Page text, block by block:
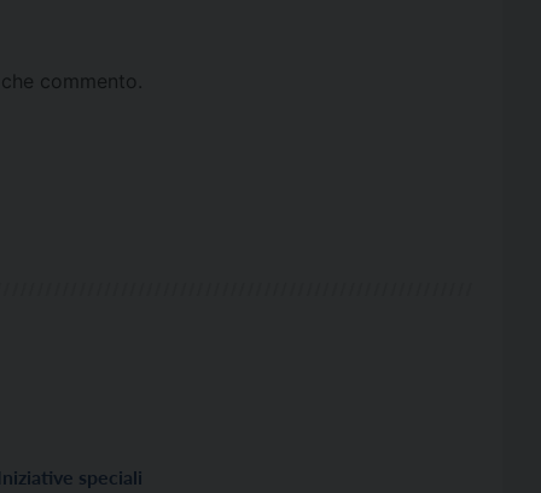
commento.
Iniziative speciali